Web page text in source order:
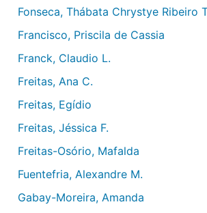
Fonseca, Thábata Chrystye Ribeiro
Francisco, Priscila de Cassia
Franck, Claudio L.
Freitas, Ana C.
Freitas, Egídio
Freitas, Jéssica F.
Freitas-Osório, Mafalda
Fuentefria, Alexandre M.
Gabay-Moreira, Amanda